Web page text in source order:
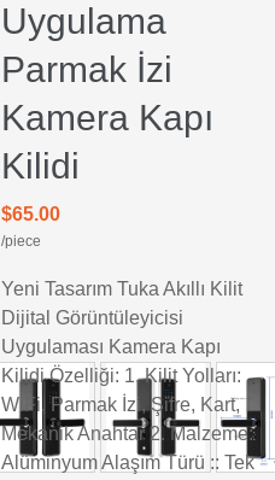
Uygulama
Parmak İzi
Kamera Kapı
Kilidi
$65.00
/piece
Yeni Tasarım Tuka Akıllı Kilit
Dijital Görüntüleyicisi
Uygulaması Kamera Kapı
Kilidi Özelliği: 1. Kilit Yolları:
WiFi, Parmak İzi, Şifre, Kart,
Mekanik Anahtar 2. Malzeme:
Alüminyum Alaşım Türü :: Tek